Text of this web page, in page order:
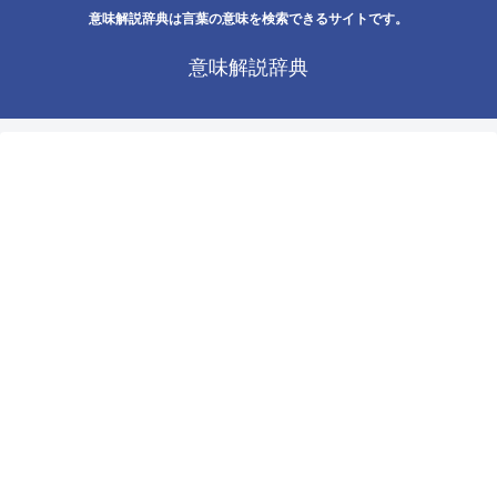
意味解説辞典は言葉の意味を検索できるサイトです。
意味解説辞典